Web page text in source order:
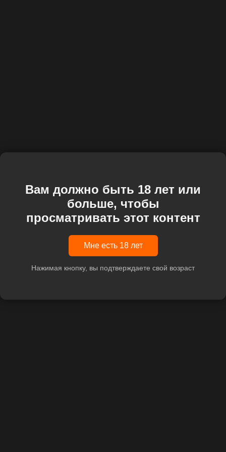
Вам должно быть 18 лет или
больше, чтобы
просматривать этот контент
Мне есть 18 лет
Нажимая кнопку, вы подтверждаете свой возраст